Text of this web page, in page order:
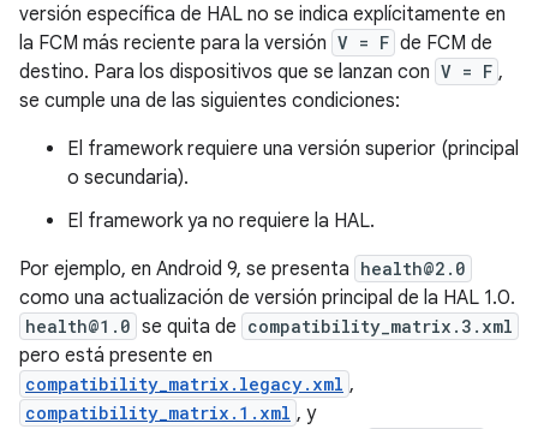
versión específica de HAL no se indica explícitamente en
la FCM más reciente para la versión V = F de FCM de
destino. Para los dispositivos que se lanzan con V = F ,
se cumple una de las siguientes condiciones:
El framework requiere una versión superior (principal
o secundaria).
El framework ya no requiere la HAL.
Por ejemplo, en Android 9, se presenta health@2.0
como una actualización de versión principal de la HAL 1.0.
health@1.0 se quita de compatibility_matrix.3.xml
pero está presente en
compatibility_matrix.legacy.xml ,
compatibility_matrix.1.xml , y